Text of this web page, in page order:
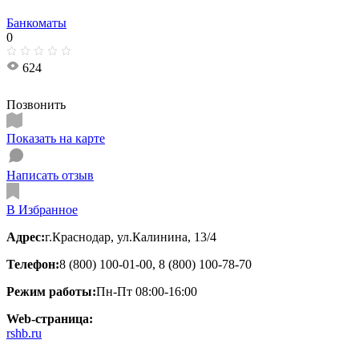
Банкоматы
0
624
Позвонить
Показать на карте
Написать отзыв
В Избранное
Адрес:г.Краснодар, ул.Калинина, 13/4
Телефон:8 (800) 100-01-00, 8 (800) 100-78-70
Режим работы:Пн-Пт 08:00-16:00
Web-страница:
rshb.ru